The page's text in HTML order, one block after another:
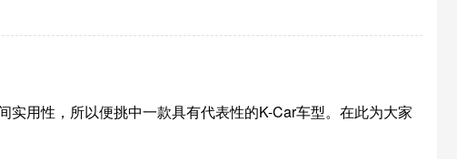
用性，所以便挑中一款具有代表性的K-Car车型。在此为大家